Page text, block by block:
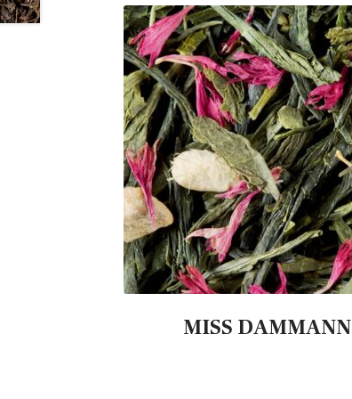
MISS DAMMANN